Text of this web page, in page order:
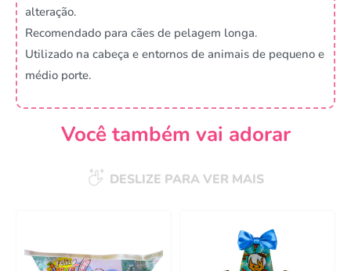
alteração.
Recomendado para cães de pelagem longa.
Utilizado na cabeça e entornos de animais de pequeno e
médio porte.
Você também vai adorar
DESLIZE PARA VER MAIS